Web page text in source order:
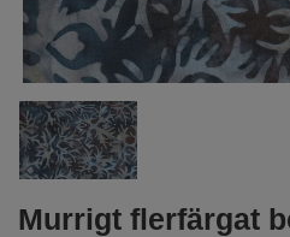
Murrigt flerfärgat